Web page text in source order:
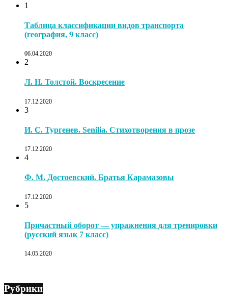
1
Таблица классификации видов транспорта
(география, 9 класс)
06.04.2020
2
Л. Н. Толстой. Воскресение
17.12.2020
3
И. С. Тургенев. Senilia. Стихотворения в прозе
17.12.2020
4
Ф. М. Достоевский. Братья Карамазовы
17.12.2020
5
Причастный оборот — упражнения для тренировки
(русский язык 7 класс)
14.05.2020
Рубрики